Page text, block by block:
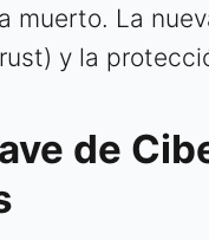
muerto. La
y la
de